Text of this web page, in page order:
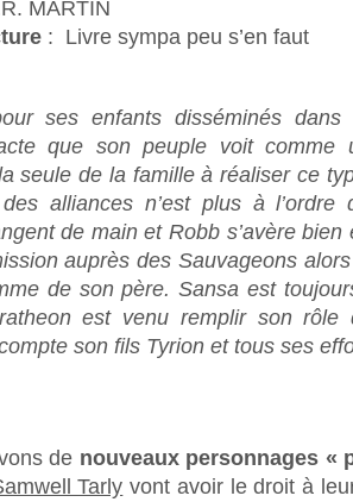
MARTIN
: Livre sympa peu s’en faut
ses enfants disséminés dans
que son peuple voit comme
seule de la famille à réaliser ce
alliances n’est plus à
de main et Robb s’avère
auprès des Sauvageons
de son père. Sansa est
est venu remplir son
son fils Tyrion et tous ses
de nouveaux personnages «
Tarly vont avoir le droit à